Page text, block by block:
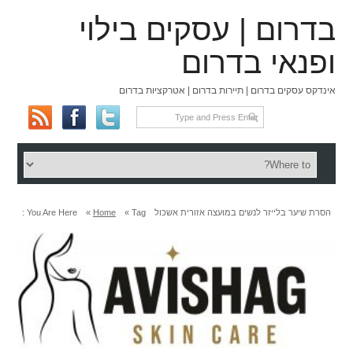
בדרום | עסקים בילוי
ופנאי בדרום
אינדקס עסקים בדרום | תיירות בדרום | אטרקציות בדרום
You Are Here : Home
» Tag » הסרת שיער בלייזר לנשים במועצה אזורית אשכול